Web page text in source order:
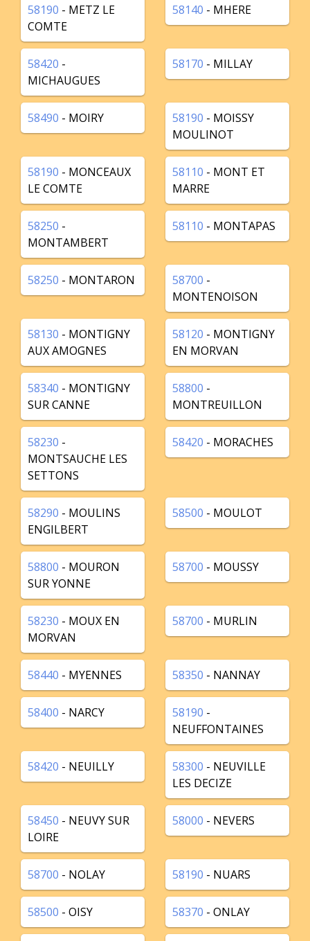
58190 - METZ LE
COMTE
58140 - MHERE
58420 -
MICHAUGUES
58170 - MILLAY
58490 - MOIRY 58190 - MOISSY
MOULINOT
58190 - MONCEAUX
LE COMTE
58110 - MONT ET
MARRE
58250 -
MONTAMBERT
58110 - MONTAPAS
58250 - MONTARON 58700 -
MONTENOISON
58130 - MONTIGNY
AUX AMOGNES
58120 - MONTIGNY
EN MORVAN
58340 - MONTIGNY
SUR CANNE
58800 -
MONTREUILLON
58230 -
MONTSAUCHE LES
SETTONS
58420 - MORACHES
58290 - MOULINS
ENGILBERT
58500 - MOULOT
58800 - MOURON
SUR YONNE
58700 - MOUSSY
58230 - MOUX EN
MORVAN
58700 - MURLIN
58440 - MYENNES 58350 - NANNAY
58400 - NARCY 58190 -
NEUFFONTAINES
58420 - NEUILLY 58300 - NEUVILLE
LES DECIZE
58450 - NEUVY SUR
LOIRE
58000 - NEVERS
58700 - NOLAY 58190 - NUARS
58500 - OISY 58370 - ONLAY